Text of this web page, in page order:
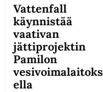
Vattenfall
käynnistää
vaativan
jättiprojektin
Pamilon
vesivoimalaitoks
ella